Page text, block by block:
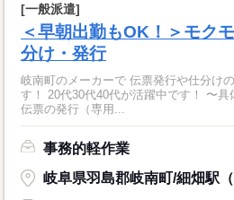
[一般派遣]
＜早朝出勤もOK！＞モク
分け・発行
岐南町のメーカーで 伝票発行や仕分け
す！ 20代30代40代が活躍中です！ 〜具体的なお仕事〜 ・指示書、
伝票の発行（専用...
事務的軽作業
岐阜県羽島郡岐南町/細畑駅（